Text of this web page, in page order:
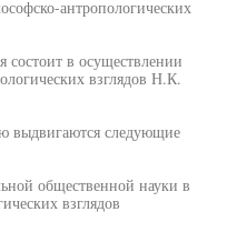
антропологических
состоит в осуществлении
взглядов Н.К.
выдвигаются следующие
общественной науки в
взглядов